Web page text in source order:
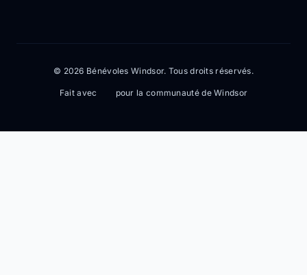
© 2026 Bénévoles Windsor. Tous droits réservés.
Fait avec pour la communauté de Windsor